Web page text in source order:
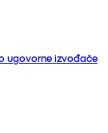
ugovorne izvođače